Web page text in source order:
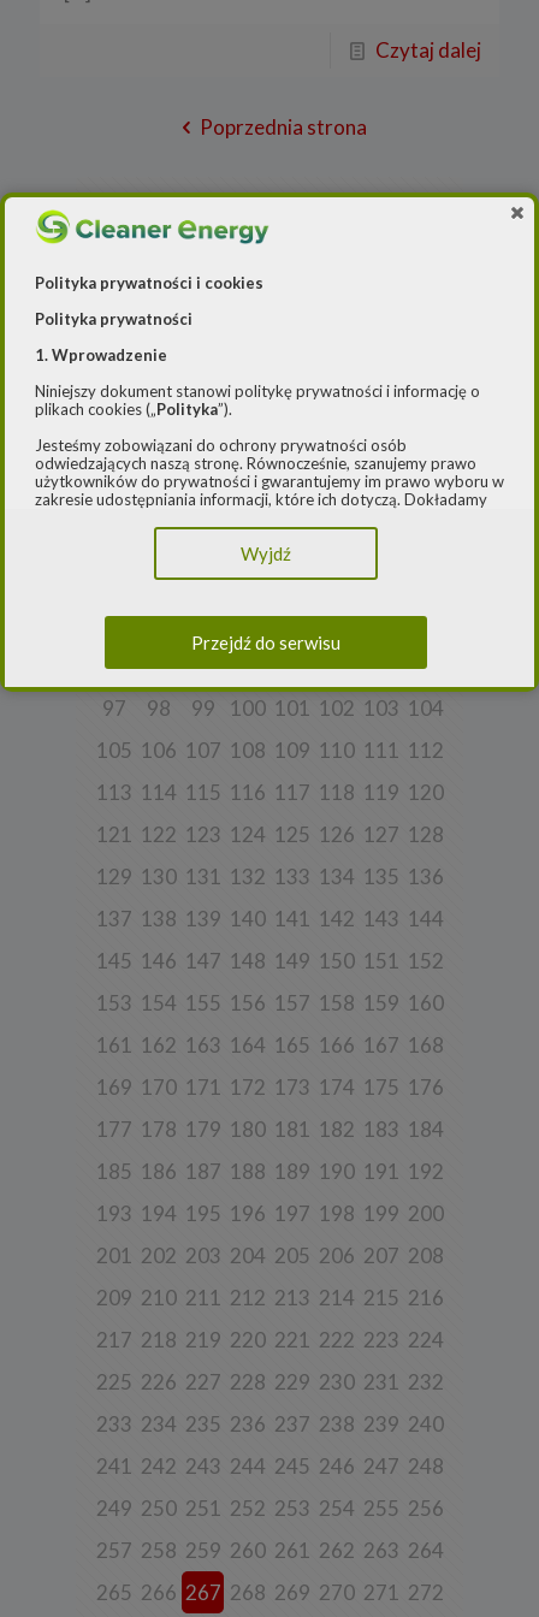
Czytaj dalej
Poprzednia strona
1 2 3 4 5 6 7
8
9
10 11 12
17
18 19 20
25
26 27
41
42 43
49
50 51 52 53 54 55
56
57
58 59 60 61 62 63
64
74 75 76 77 78 79
81
82 83 84 85 86 87
88
89
90 91 92 93 94 95
96
97
98 99 100 101 102 103 104
105 106 107 108 109 110 111
112
113 114 115 116 117 118 119 120
121
122 123 124 125 126 127 128
129 130 131 132 133 134 135 136
137 138 139 140 141 142 143 144
145 146 147 148 149 150 151
152
153 154 155 156 157 158 159 160
161
162 163 164 165 166 167 168
169 170 171 172 173 174 175 176
177 178 179 180 181 182 183 184
185 186 187 188 189 190 191
192
193 194 195 196 197 198 199 200
201 202 203 204 205 206 207 208
209 210 211 212 213 214 215 216
217 218 219 220 221 222 223 224
225 226 227 228 229 230 231 232
233 234 235 236 237 238 239 240
241 242 243 244 245 246 247 248
249 250 251 252 253 254 255 256
257 258 259 260 261 262 263 264
265 266 267 268 269 270 271 272
Polityka prywatności i cookies
Polityka prywatności
1. Wprowadzenie
Niniejszy dokument stanowi politykę prywatności i informację o
plikach cookies („Polityka”).
Jesteśmy zobowiązani do ochrony prywatności osób
odwiedzających naszą stronę. Równocześnie, szanujemy prawo
użytkowników do prywatności i gwarantujemy im prawo wyboru w
zakresie udostępniania informacji, które ich dotyczą. Dokładamy
przepisami, w szczególności rozporządzeniem Parlamentu
Europejskiego i Rady (UE) 2016/979 z dnia 27 kwietnia 2016 r. w
10 maja 2018 roku o ochronie danych osobowych („
Niniejsza Polityka dotyczy przetwarzania danych osobowych,
odpowiedzialnością sp. k. z siedzibą w Warszawie, przy ul.
przedsiębiorców Krajowego Rejestru Sądowego, prowadzonego
przez Sąd Rejonowy dla m. st. Warszawy w Warszawie, XIII
Wydział Gospodarczy Krajowego Rejestru Sądowego za numerem
KRS 0000770248, REGON 382497533, NIP 1132992861
sposobach przetwarzania danych osobowych użytkowników.
W sprawach ochrony swoich danych osobowych możesz
skontaktować się z nami:
a) pod adresem e-mail:rodo@cleanerenergy.pl
b) pisemnie na adres siedziby Spółki.
udostępniają w historii przeglądania stron i aplikacji w ramach
korzystania z naszych usług (wraz ze zautomatyzowaną analizą
aktywności użytkownika na stronie).
założenia konta lub korzystania z usługi newslettera, tj. imię,
4. Cel i podstawa przetwarzania danych
Twoje dane będą przetwarzane do celu:
a) realizacji usługi w oparciu o regulamin korzystania z serwisu, jeśli
newslettera (podstawa z art. 6 ust. 1 lit. b RODO),
b) dopasowania treści serwisu do zainteresowań użytkownika, a
także wykrywania nadużyć oraz pomiarów statystycznych i
uzasadnionego interesu (podstawa z art. 6 ust. 1 lit. f RODO),
c) ewentualnego ustalenia, dochodzenia lub obrony przed
roszczeniami będącego realizacją naszego prawnie uzasadnionego
w tym interesu (podstawa z art. 6 ust. 1 lit. f RODO).
Wyjdź
Przejdź do serwisu